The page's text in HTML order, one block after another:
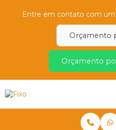
Entre em contato com um
Orçamento
Orçamento